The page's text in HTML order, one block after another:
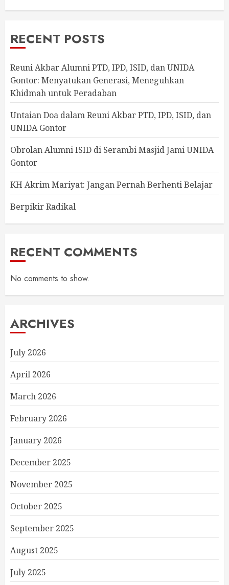
RECENT POSTS
Reuni Akbar Alumni PTD, IPD, ISID, dan UNIDA
Gontor: Menyatukan Generasi, Meneguhkan
Khidmah untuk Peradaban
Untaian Doa dalam Reuni Akbar PTD, IPD, ISID, dan
UNIDA Gontor
Obrolan Alumni ISID di Serambi Masjid Jami UNIDA
Gontor
KH Akrim Mariyat: Jangan Pernah Berhenti Belajar
Berpikir Radikal
RECENT COMMENTS
No comments to show.
ARCHIVES
July 2026
April 2026
March 2026
February 2026
January 2026
December 2025
November 2025
October 2025
September 2025
August 2025
July 2025